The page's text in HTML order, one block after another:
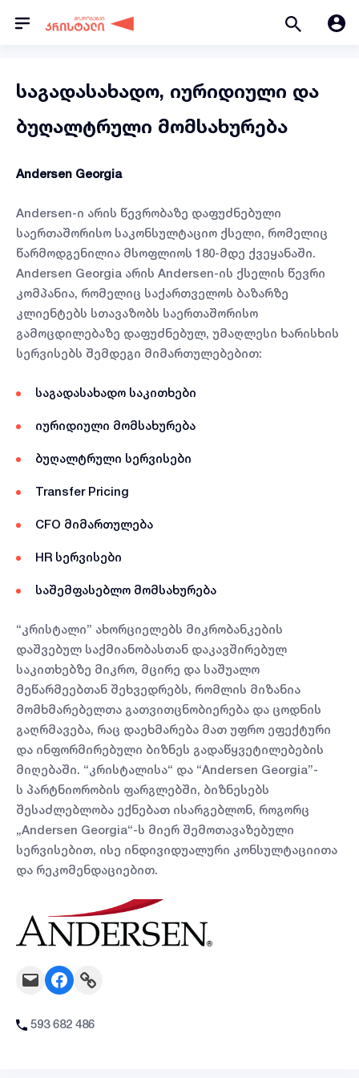
საგადასახადო, იურიდიული და
ბუღალტრული მომსახურება
Andersen Georgia
Andersen-ი არის წევრობაზე დაფუძნებული
საერთაშორისო საკონსულტაციო ქსელი, რომელიც
წარმოდგენილია მსოფლიოს 180-მდე ქვეყანაში.
Andersen Georgia არის Andersen-ის ქსელის წევრი
კომპანია, რომელიც საქართველოს ბაზარზე
კლიენტებს სთავაზობს საერთაშორისო
გამოცდილებაზე დაფუძნებულ, უმაღლესი ხარისხის
სერვისებს შემდეგი მიმართულებებით:
საგადასახადო საკითხები
იურიდიული მომსახურება
ბუღალტრული სერვისები
Transfer Pricing
CFO მიმართულება
HR სერვისები
საშემფასებლო მომსახურება
“კრისტალი” ახორციელებს მიკრობანკების
დაშვებულ საქმიანობასთან დაკავშირებულ
საკითხებზე მიკრო, მცირე და საშუალო
მეწარმეებთან შეხვედრებს, რომლის მიზანია
მომხმარებელთა გათვითცნობიერება და ცოდნის
გაღრმავება, რაც დაეხმარება მათ უფრო ეფექტური
და ინფორმირებული ბიზნეს გადაწყვეტილებების
მიღებაში. “კრისტალისა“ და “Andersen Georgia”-
ს პარტნიორობის ფარგლებში, ბიზნესებს
შესაძლებლობა ექნებათ ისარგებლონ, როგორც
„Andersen Georgia“-ს მიერ შემოთავაზებული
სერვისებით, ისე ინდივიდუალური კონსულტაციითა
და რეკომენდაციებით.
Mail Facebook Link
593 682 486